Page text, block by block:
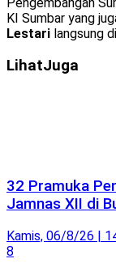
KI Sumbar yang
Lestari langsung
LihatJuga
32 Pramuka
Jamnas XII di
Kamis, 06/8/26 |
8